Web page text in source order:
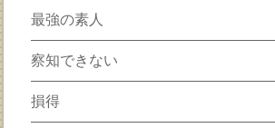
最強の素人
察知できない
損得